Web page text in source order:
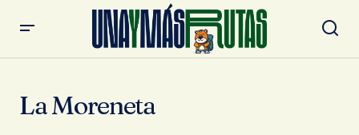
La Moreneta